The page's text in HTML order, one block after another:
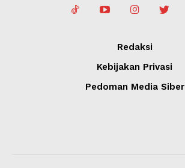
Redaksi
Kebijakan Privasi
Pedoman Media Siber